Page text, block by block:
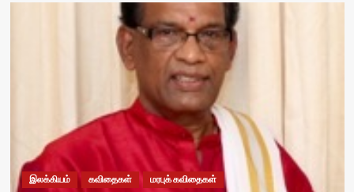
இலக்கியம் கவிதைகள் மரபுக் கவிதைகள்